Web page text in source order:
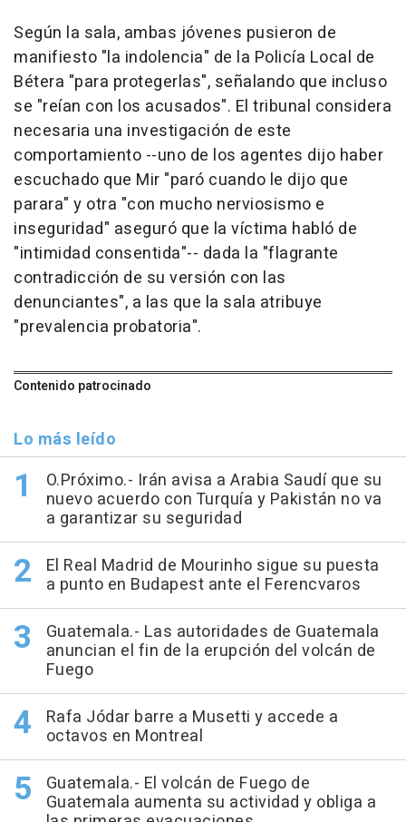
Según la sala, ambas jóvenes pusieron de
manifiesto "la indolencia" de la Policía Local de
Bétera "para protegerlas", señalando que incluso
se "reían con los acusados". El tribunal considera
necesaria una investigación de este
comportamiento --uno de los agentes dijo haber
escuchado que Mir "paró cuando le dijo que
parara" y otra "con mucho nerviosismo e
inseguridad" aseguró que la víctima habló de
"intimidad consentida"-- dada la "flagrante
contradicción de su versión con las
denunciantes", a las que la sala atribuye
"prevalencia probatoria".
Contenido patrocinado
Lo más leído
O.Próximo.- Irán avisa a Arabia Saudí que su
nuevo acuerdo con Turquía y Pakistán no va
a garantizar su seguridad
El Real Madrid de Mourinho sigue su puesta
a punto en Budapest ante el Ferencvaros
Guatemala.- Las autoridades de Guatemala
anuncian el fin de la erupción del volcán de
Fuego
Rafa Jódar barre a Musetti y accede a
octavos en Montreal
Guatemala.- El volcán de Fuego de
Guatemala aumenta su actividad y obliga a